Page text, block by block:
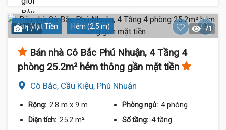
Gần Mặt Tiền Hẻm (2.5 m)
1 / 7 71
Bán nhà Cô Bắc Phú Nhuận, 4 Tầng 4
phòng 25.2m² hẻm thông gần mặt tiền
Cô Bắc, Cầu Kiệu, Phú Nhuận
Rộng: 2.8 m x 9 m Phòng ngủ: 4 phòng
Diện tích: 25.2 m² Số tầng: 4 tầng